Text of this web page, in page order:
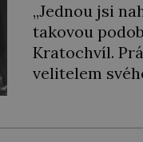
„Jednou jsi
takovou
Kratochvíl.
velitelem